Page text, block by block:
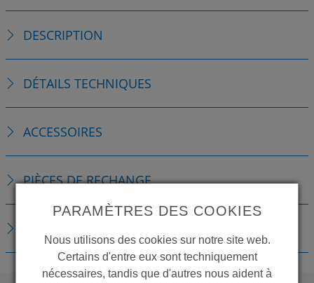
DESCRIPTION
DÉTAILS TECHNIQUES
ACCESSOIRES
PIÈCES DE RECHANGE
PARAMÈTRES DES COOKIES
Nous utilisons des cookies sur notre site web.
Certains d'entre eux sont techniquement
nécessaires, tandis que d'autres nous aident à